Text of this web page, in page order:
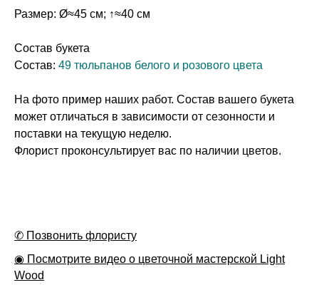
Размер: Ø≈45 см; ↑≈40 см
Состав букета
Состав: 49 тюльпанов белого и розового цвета
На фото пример наших работ. Состав вашего букета
может отличаться в зависимости от сезонности и
поставки на текущую неделю.
Флорист проконсультирует вас по наличии цветов.
✆ Позвонить флористу
◉ Посмотрите видео о цветочной мастерской Light
Wood